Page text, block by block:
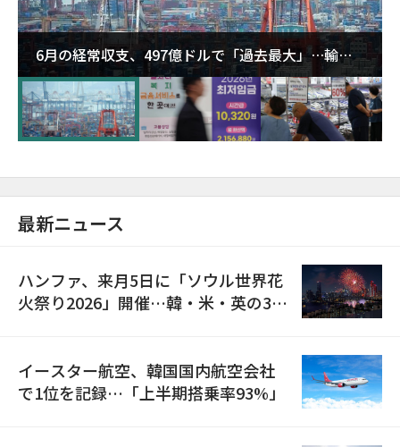
6月の経常収支、497億ドルで「過去最大」…輸出
が初の1000億ドル突破
最新ニュース
ハンファ、来月5日に「ソウル世界花
火祭り2026」開催…韓・米・英の3カ
イースター航空、韓国国内航空会社
で1位を記録…「上半期搭乗率93%」